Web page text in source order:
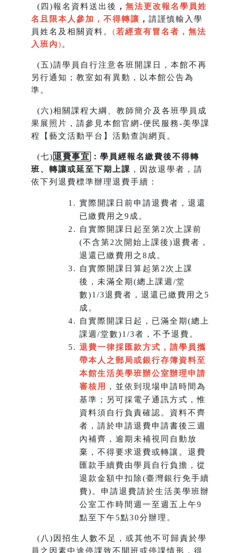
( 四)報名資料送出後 ， 無法更改報名學員姓
名且限本人參加，不得轉讓 ， 請謹慎輸入學
員姓名及相關資料。 (若經查有冒名者，無法
入班內) 。
(五)請學員自行注意各班開課日，本館不再
另行通知；教室如有異動，以本館公告為
準。
(六)相關課程大綱、教師簡介及各班學員成
果展照片，請參見本館官網-便民服務-美學課
程【藝文活動平台】活動查詢網頁。
(七)退費事宜
：學員經報名繳費後不得轉
班、 轉讓或延至下期上課 ，因故退學者，請
依下列退費標準辦理退費手續：
實際開課日前申請退費者，退還
已繳費用之9成。
自實際開課日起至第2次上課前
(不含第2次開始上課後)退費者，
退還已繳費用之8成。
自實際開課日算起第2次上課
後，未滿全期(總上課週/堂
數)1/3退費者，退還已繳費用之5
成。
自實際開課日起，已滿全期(總上
課週/堂數)1/3者，不予退費。
退費一律採匯款方式，請學員攜
帶本人之郵局或銀行存簿資料至
本館生活美學班辦公室辦理申請
審核用
，並依到現場申請時間為
基準；另可採電子通訊方式，惟
資料須自行負責確認。資料不齊
者，請於申請退費申請書後三週
內補齊，逾期未補視同自動放
棄，不得要求退費或轉讓。退費
匯款手續費由學員自行負擔，從
退款金額中扣除(臺灣銀行免手續
費)。申請退費請於生活美學班辦
公室工作時間週一至週五上午9
點至下午5點30分辦理。
( 八)因招生人數不足，或其他不可歸責於學
員之因素中途停課致不開班或停課情形，得